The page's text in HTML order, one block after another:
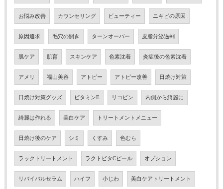
お悩み改善 カウンセリング ビューティー ニキビの原因
原因追求 毛穴の開き ターンオーバー 皮脂分泌過剰
肌ケア 肌育 スキンケア 色素沈着 炎症後の色素沈着
アメリ 福山美容 アトピー アトピー改善 日焼け対策
日焼け対策グッズ ビタミンE リコピン 内側から綺麗に
綺麗は作れる 美白ケア トリートメントメニュー
日焼け後のケア シミ くすみ 色むら
ラックトリートメント ラクトビタCピール オプション
リバイバルセラム ハイフ 小じわ 美白ケアトリートメント